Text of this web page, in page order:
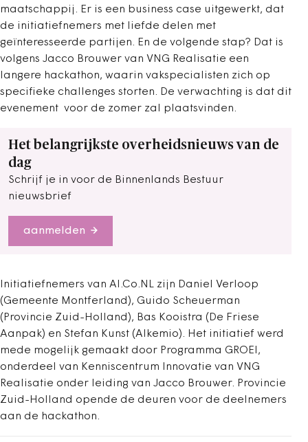
maatschappij. Er is een business case uitgewerkt, dat
de initiatiefnemers met liefde delen met
geïnteresseerde partijen. En de volgende stap? Dat is
volgens Jacco Brouwer van VNG Realisatie een
langere hackathon, waarin vakspecialisten zich op
specifieke challenges storten. De verwachting is dat dit
evenement voor de zomer zal plaatsvinden.
Het belangrijkste overheidsnieuws van de
dag
Schrijf je in voor de Binnenlands Bestuur
nieuwsbrief
aanmelden
Initiatiefnemers van AI.Co.NL zijn Daniel Verloop
(Gemeente Montferland), Guido Scheuerman
(Provincie Zuid-Holland), Bas Kooistra (De Friese
Aanpak) en Stefan Kunst (Alkemio). Het initiatief werd
mede mogelijk gemaakt door Programma GROEI,
onderdeel van Kenniscentrum Innovatie van VNG
Realisatie onder leiding van Jacco Brouwer. Provincie
Zuid-Holland opende de deuren voor de deelnemers
aan de hackathon.